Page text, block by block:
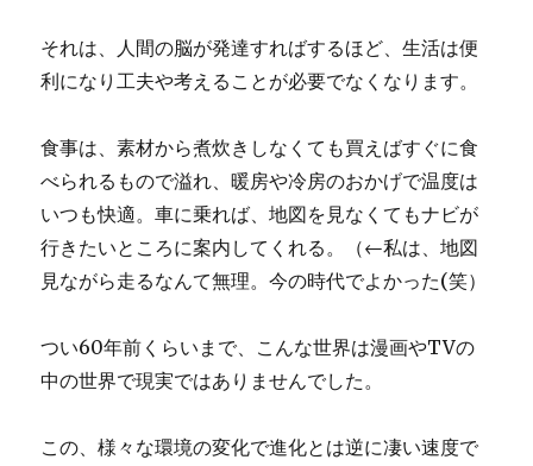
それは、人間の脳が発達すればするほど、生活は便
利になり工夫や考えることが必要でなくなります。
食事は、素材から煮炊きしなくても買えばすぐに食
べられるもので溢れ、暖房や冷房のおかげで温度は
いつも快適。車に乗れば、地図を見なくてもナビが
行きたいところに案内してくれる。（←私は、地図
見ながら走るなんて無理。今の時代でよかった(笑）
つい60年前くらいまで、こんな世界は漫画やTVの
中の世界で現実ではありませんでした。
この、様々な環境の変化で進化とは逆に凄い速度で